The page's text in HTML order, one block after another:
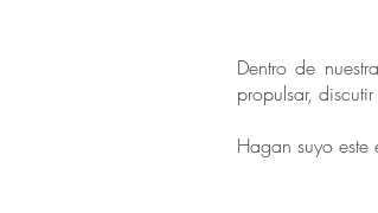
Dentro de
propulsar,
Hagan suyo